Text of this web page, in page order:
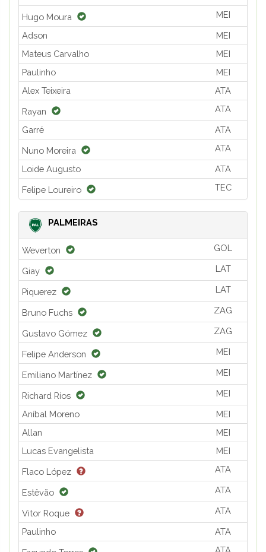
Hugo Moura MEI
Adson
MEI
Mateus Carvalho
MEI
Paulinho
MEI
Alex Teixeira
ATA
Rayan ATA
Garré ATA
Nuno Moreira ATA
Loide Augusto ATA
Felipe Loureiro TEC
PALMEIRAS
Weverton GOL
Giay LAT
Piquerez LAT
Bruno Fuchs ZAG
Gustavo Gómez ZAG
Felipe Anderson MEI
Emiliano Martínez MEI
Richard Ríos MEI
Aníbal Moreno
MEI
Allan
MEI
Lucas Evangelista
MEI
Flaco López ATA
Estêvão ATA
Vitor Roque ATA
Paulinho ATA
ATA